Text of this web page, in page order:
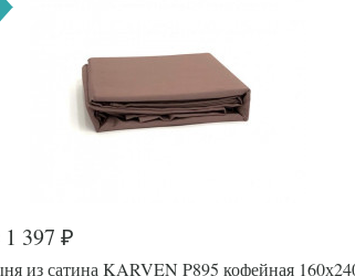
571-672
FIR8681
1 397 ₽
из сатина KARVEN P895 кофейная